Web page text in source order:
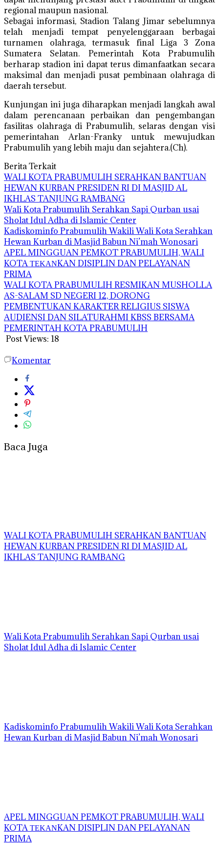
regional maupun nasional.
Sebagai informasi, Stadion Talang Jimar sebelumnya
telah menjadi tempat penyelenggaraan berbagai
turnamen olahraga, termasuk final Liga 3 Zona
Sumatera Selatan. Pemerintah Kota Prabumulih
berharap stadion ini dapat terus dimanfaatkan secara
maksimal dan menjadi pusat pembinaan olahraga di
daerah tersebut.
Kunjungan ini juga diharapkan menjadi langkah awal
dalam perencanaan perbaikan dan pengembangan
fasilitas olahraga di Prabumulih, selaras dengan visi
pemerintahan Arlan-Franky untuk mewujudkan
Prabumulih yang lebih maju dan sejahtera.(Ch).
Berita Terkait
WALI KOTA PRABUMULIH SERAHKAN BANTUAN
HEWAN KURBAN PRESIDEN RI DI MASJID AL
IKHLAS TANJUNG RAMBANG
Wali Kota Prabumulih Serahkan Sapi Qurban usai
Sholat Idul Adha di Islamic Center
Kadiskominfo Prabumulih Wakili Wali Kota Serahkan
Hewan Kurban di Masjid Babun Ni’mah Wonosari
APEL MINGGUAN PEMKOT PRABUMULIH, WALI
KOTA ΤΕΚΑΝKAN DISIPLIN DAN PELAYANAN
PRIMA
WALI KOTA PRABUMULIH RESMIKAN MUSHOLLA
AS-SALAM SD NEGERI 12, DORONG
PEMBENTUKAN KARAKTER RELIGIUS SISWA
AUDIENSI DAN SILATURAHMI KBSS BERSAMA
PEMERINTAH KOTA PRABUMULIH
Post Views: 18
Komentar
Baca Juga
WALI KOTA PRABUMULIH SERAHKAN BANTUAN
HEWAN KURBAN PRESIDEN RI DI MASJID AL
IKHLAS TANJUNG RAMBANG
Wali Kota Prabumulih Serahkan Sapi Qurban usai
Sholat Idul Adha di Islamic Center
Kadiskominfo Prabumulih Wakili Wali Kota Serahkan
Hewan Kurban di Masjid Babun Ni’mah Wonosari
APEL MINGGUAN PEMKOT PRABUMULIH, WALI
KOTA ΤΕΚΑΝKAN DISIPLIN DAN PELAYANAN
PRIMA